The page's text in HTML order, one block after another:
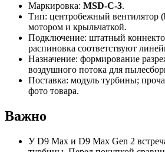
Маркировка: MSD-C-3.
Тип: центробежный вентилятор
мотором и крыльчаткой.
Подключение: штатный
распиновка соответствуют
Назначение: формирование
воздушного потока для
Поставка: модуль турбины;
фото товара.
Важно
У D9 Max и D9 Max Gen 2